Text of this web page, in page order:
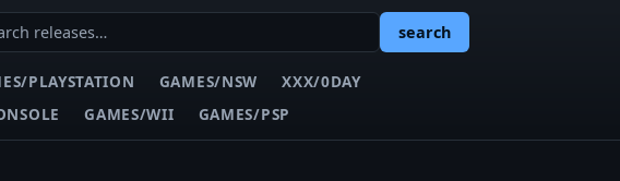
search
PLAYSTATION GAMES/NSW
XXX/0DAY
GAMES/WII GAMES/PSP